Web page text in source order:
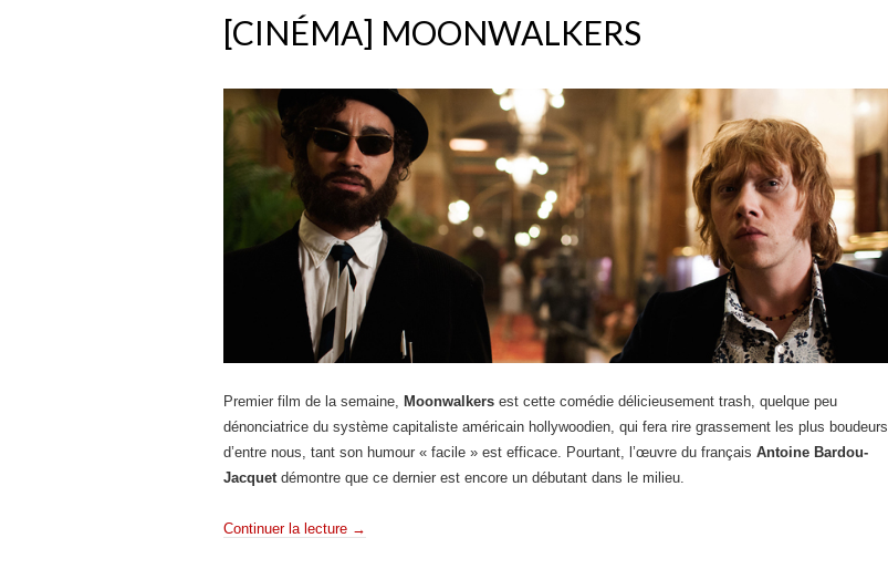
[CINÉMA] MOONWALKERS
Premier film de la semaine, Moonwalkers est cette comédie délicieusement trash, quelque peu
dénonciatrice du système capitaliste américain hollywoodien, qui fera rire grassement les plus boudeurs
d’entre nous, tant son humour « facile » est efficace. Pourtant, l’œuvre du français Antoine Bardou-
Jacquet démontre que ce dernier est encore un débutant dans le milieu.
Continuer la lecture →